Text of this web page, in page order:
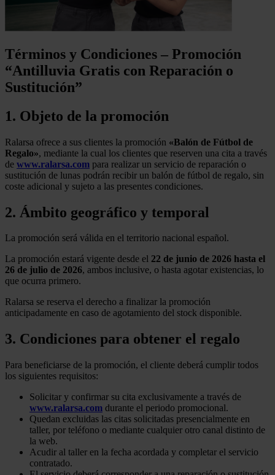
Términos y Condiciones – Promoción
“Antilluvia Gratis con Reparación o
Sustitución”
1. Objeto de la promoción
Ralarsa ofrece a sus clientes la promoción «Balón de Fútbol de
Regalo», mediante la cual los clientes que reserven una cita a través
de www.ralarsa.com para realizar un servicio de reparación o
sustitución de lunas podrán recibir un balón de fútbol de regalo, sin
coste adicional y sujeto a las presentes condiciones.
2. Ámbito geográfico y temporal
La promoción será válida en el territorio nacional español.
La promoción estará vigente desde el 22 de junio de 2026 hasta el
26 de julio de 2026, ambos inclusive, o hasta agotar existencias, lo
que ocurra primero.
Ralarsa se reserva el derecho a finalizar la promoción
anticipadamente en caso de agotamiento del stock disponible.
3. Condiciones para obtener el regalo
Para beneficiarse de la promoción, el cliente deberá cumplir todos
los siguientes requisitos:
Solicitar y confirmar su cita exclusivamente a través de
www.ralarsa.com durante el periodo promocional.
Quedan excluidas las citas solicitadas presencialmente en
taller, por teléfono o mediante cualquier otro canal distinto de
la web.
Acudir al taller en la fecha acordada y completar el servicio
contratado.